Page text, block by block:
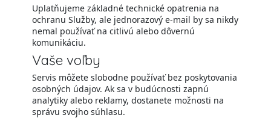
Uplatňujeme základné technické opatrenia na
ochranu Služby, ale jednorazový e-mail by sa nikdy
nemal používať na citlivú alebo dôvernú
komunikáciu.
Vaše voľby
Servis môžete slobodne používať bez poskytovania
osobných údajov. Ak sa v budúcnosti zapnú
analytiky alebo reklamy, dostanete možnosti na
správu svojho súhlasu.